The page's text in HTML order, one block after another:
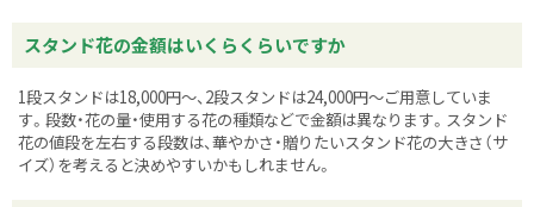
スタンド花の金額はいくらくらいですか
1段スタンドは18,000円～、2段スタンドは24,000円～ご用意していま
す。段数・花の量・使用する花の種類などで金額は異なります。スタンド
花の値段を左右する段数は、華やかさ・贈りたいスタンド花の大きさ（サ
イズ）を考えると決めやすいかもしれません。